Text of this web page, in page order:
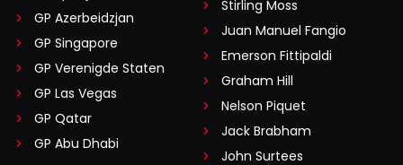
GP Azerbeidzjan
GP Singapore
GP Verenigde Staten
GP Las Vegas
GP Qatar
GP Abu Dhabi
Stirling Moss
Juan Manuel Fangio
Emerson Fittipaldi
Graham Hill
Nelson Piquet
Jack Brabham
John Surtees